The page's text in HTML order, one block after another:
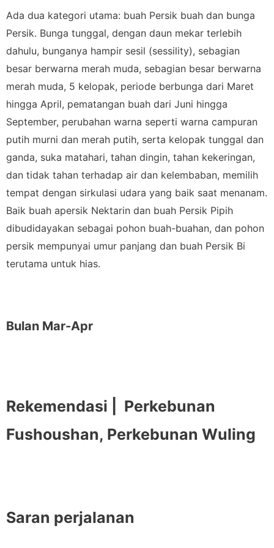
Ada dua kategori utama: buah Persik buah dan bunga
Persik. Bunga tunggal, dengan daun mekar terlebih
dahulu, bunganya hampir sesil (sessility), sebagian
besar berwarna merah muda, sebagian besar berwarna
merah muda, 5 kelopak, periode berbunga dari Maret
hingga April, pematangan buah dari Juni hingga
September, perubahan warna seperti warna campuran
putih murni dan merah putih, serta kelopak tunggal dan
ganda, suka matahari, tahan dingin, tahan kekeringan,
dan tidak tahan terhadap air dan kelembaban, memilih
tempat dengan sirkulasi udara yang baik saat menanam.
Baik buah apersik Nektarin dan buah Persik Pipih
dibudidayakan sebagai pohon buah-buahan, dan pohon
persik mempunyai umur panjang dan buah Persik Bi
terutama untuk hias.
Bulan Mar-Apr
Rekemendasi |
Perkebunan
Fushoushan, Perkebunan Wuling
Saran perjalanan